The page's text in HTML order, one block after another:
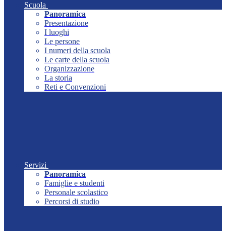
Scuola
Panoramica
Presentazione
I luoghi
Le persone
I numeri della scuola
Le carte della scuola
Organizzazione
La storia
Reti e Convenzioni
Servizi
Panoramica
Famiglie e studenti
Personale scolastico
Percorsi di studio